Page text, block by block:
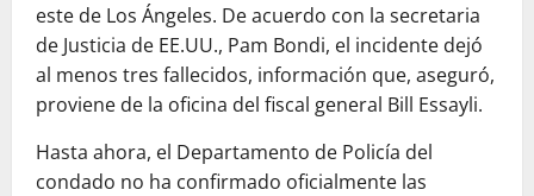
este de Los Ángeles. De acuerdo con la secretaria
de Justicia de EE.UU., Pam Bondi, el incidente dejó
al menos tres fallecidos, información que, aseguró,
proviene de la oficina del fiscal general Bill Essayli.
Hasta ahora, el Departamento de Policía del
condado no ha confirmado oficialmente las